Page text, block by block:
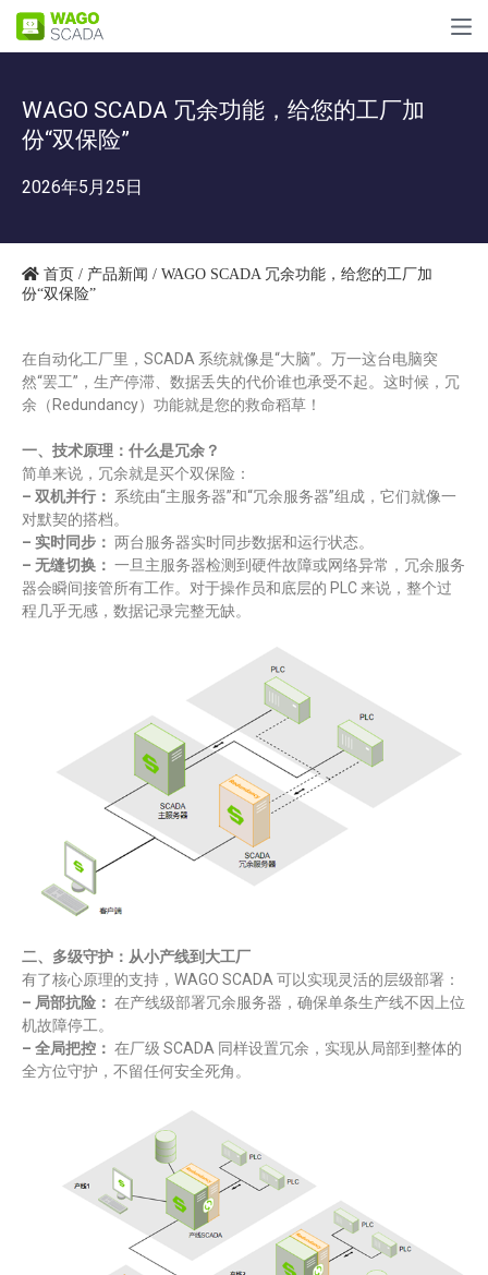
WAGO SCADA 冗余功能，给您的工厂加
份“双保险”
2026年5月25日
首页 / 产品新闻 / WAGO SCADA 冗余功能，给您的工厂加
份“双保险”
在自动化工厂里，SCADA 系统就像是“大脑”。万一这台电脑突
然“罢工”，生产停滞、数据丢失的代价谁也承受不起。这时候，冗
余（Redundancy）功能就是您的救命稻草！
一、技术原理：什么是冗余？
简单来说，冗余就是买个双保险：
– 双机并行： 系统由“主服务器”和“冗余服务器”组成，它们就像一
对默契的搭档。
– 实时同步： 两台服务器实时同步数据和运行状态。
– 无缝切换： 一旦主服务器检测到硬件故障或网络异常，冗余服务
器会瞬间接管所有工作。对于操作员和底层的 PLC 来说，整个过
程几乎无感，数据记录完整无缺。
二、多级守护：从小产线到大工厂
有了核心原理的支持，WAGO SCADA 可以实现灵活的层级部署：
– 局部抗险： 在产线级部署冗余服务器，确保单条生产线不因上位
机故障停工。
– 全局把控： 在厂级 SCADA 同样设置冗余，实现从局部到整体的
全方位守护，不留任何安全死角。